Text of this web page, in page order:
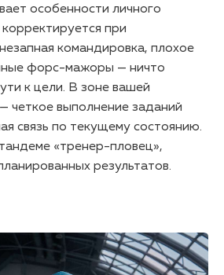
особенности личного
при
командировка, плохое
форс-мажоры — ничто
к цели. В зоне вашей
четкое выполнение заданий
связь по текущему состоянию.
«тренер-пловец»,
результатов.